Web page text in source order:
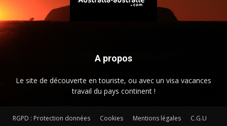
A propos
Le site de découverte en touriste, ou avec un visa vacances
travail du pays continent !
RGPD : Protection données Cookies Mentions légales
C.G.U